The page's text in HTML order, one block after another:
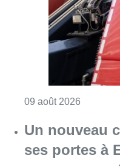
09 août 2026
Un nouveau
ses portes à